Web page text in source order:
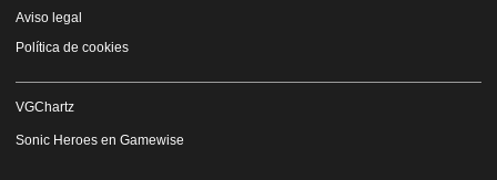
Aviso legal
Política de cookies
VGChartz
Sonic Heroes en Gamewise